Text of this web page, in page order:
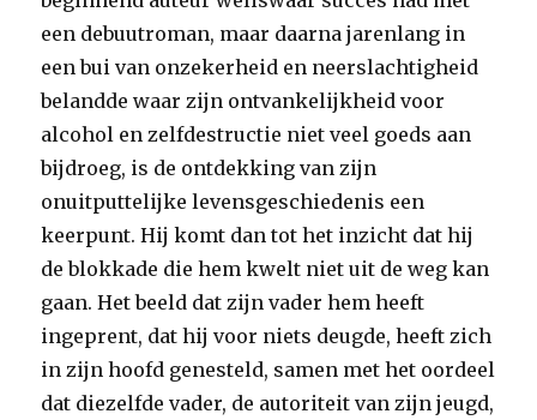
een debuutroman, maar daarna jarenlang in
een bui van onzekerheid en neerslachtigheid
belandde waar zijn ontvankelijkheid voor
alcohol en zelfdestructie niet veel goeds aan
bijdroeg, is de ontdekking van zijn
onuitputtelijke levensgeschiedenis een
keerpunt. Hij komt dan tot het inzicht dat hij
de blokkade die hem kwelt niet uit de weg kan
gaan. Het beeld dat zijn vader hem heeft
ingeprent, dat hij voor niets deugde, heeft zich
in zijn hoofd genesteld, samen met het oordeel
dat diezelfde vader, de autoriteit van zijn jeugd,